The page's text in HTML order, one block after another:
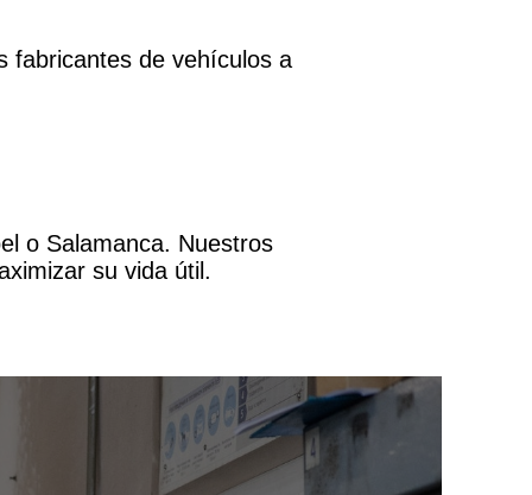
fabricantes de vehículos a
o Salamanca. Nuestros
su vida útil.